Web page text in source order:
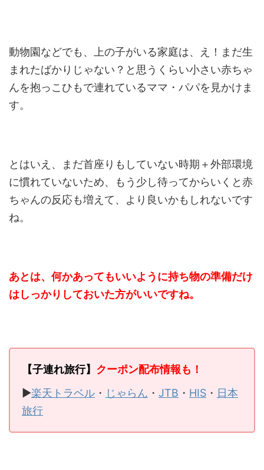
動物園などでも、上の子がいる家庭は、え！まだ生
まれたばかりじゃない？と思うくらい小さい赤ちゃ
んを抱っこひもで連れているママ・パパを見かけま
す。
とはいえ、まだ首座りもしていない時期＋外部環境
に慣れていないため、もう少し待ってからいくと赤
ちゃんの反応も増えて、より良いかもしれないです
ね。
あとは、何かあってもいいように持ち物の準備だけ
はしっかりしておいた方がいいですね。
【子連れ旅行】 クーポン配布情報も！
▶楽天トラベル ・ じゃらん ・ JTB ・ HIS ・ 日本
旅行